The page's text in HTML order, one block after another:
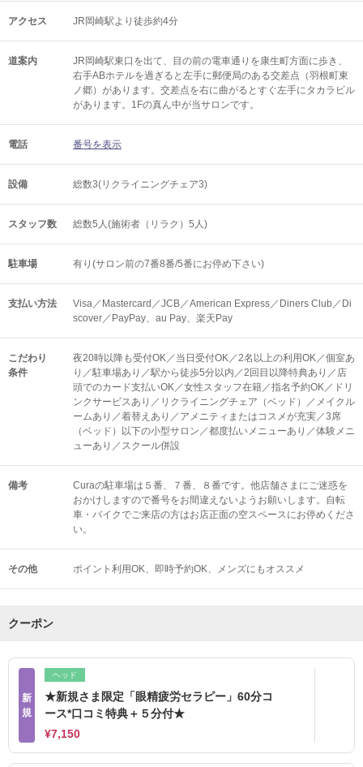
アクセス JR岡崎駅より徒歩約4分
道案内
JR岡崎駅東口を出て、目の前の電車通りを康生町方面に歩き、
右手ABホテルを過ぎると左手に郵便局のある交差点（羽根町東
ノ郷）があります。交差点を右に曲がるとすぐ左手にタカラビル
があります。1Fの真ん中が当サロンです。
電話 番号を表示
設備 総数3(リクライニングチェア3)
スタッフ数 総数5人(施術者（リラク）5人)
駐車場 有り(サロン前の7番8番/5番にお停め下さい)
支払い方法
Visa／Mastercard／JCB／American Express／Diners Club／Di
scover／PayPay、au Pay、楽天Pay
こだわり
条件
夜20時以降も受付OK／当日受付OK／2名以上の利用OK／個室あ
り／駐車場あり／駅から徒歩5分以内／2回目以降特典あり／店
頭でのカード支払いOK／女性スタッフ在籍／指名予約OK／ドリ
ンクサービスあり／リクライニングチェア（ベッド）／メイクル
ームあり／着替えあり／アメニティまたはコスメが充実／3席
（ベッド）以下の小型サロン／都度払いメニューあり／体験メニ
ューあり／スクール併設
備考
Curaの駐車場は５番、７番、８番です。他店舗さまにご迷惑を
おかけしますので番号をお間違えないようお願いします。自転
車・バイクでご来店の方はお店正面の空スペースにお停めくださ
い。
その他 ポイント利用OK 即時予約OK メンズにもオススメ
クーポン
新
規
ヘッド
★新規さま限定「眼精疲労セラピー」60分コ
ース*口コミ特典＋５分付★
¥7,150